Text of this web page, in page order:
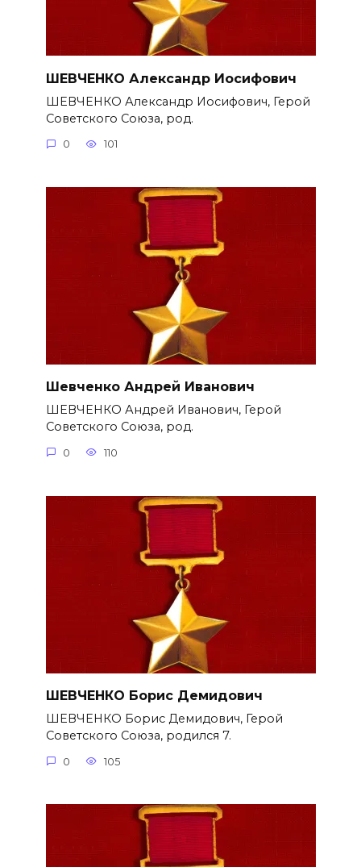
ШЕВЧЕНКО Александр Иосифович
ШЕВЧЕНКО Александр Иосифович, Герой
Советского Союза, род.
0 101
Шевченко Андрей Иванович
ШЕВЧЕНКО Андрей Иванович, Герой
Советского Союза, род.
0 110
ШЕВЧЕНКО Борис Демидович
ШЕВЧЕНКО Борис Демидович, Герой
Советского Союза, родился 7.
0 105